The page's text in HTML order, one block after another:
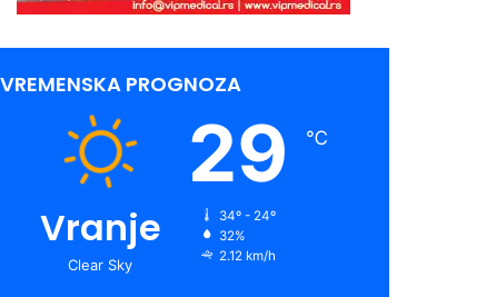
VREMENSKA PROGNOZA
Vranje
Clear Sky
29 ℃
34º - 24º
32%
2.12 km/h